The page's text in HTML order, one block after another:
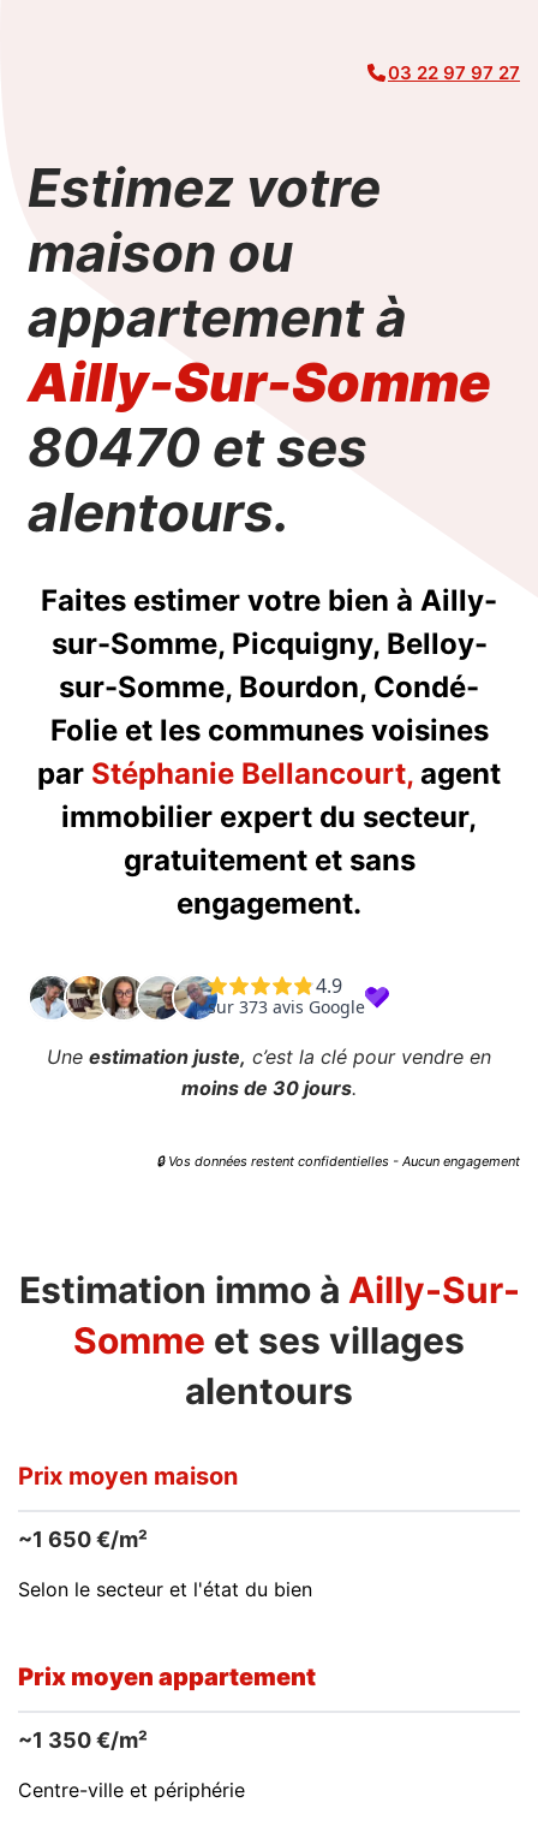
03 22 97 97 27
Estimez votre
maison ou
appartement à
Ailly-Sur-Somme
80470 et ses
alentours.
Faites estimer votre bien à Ailly-
sur-Somme, Picquigny, Belloy-
sur-Somme, Bourdon, Condé-
Folie et les communes voisines
par Stéphanie Bellancourt, agent
immobilier expert du secteur,
gratuitement et sans
engagement.
Une estimation juste, c’est la clé pour vendre en
moins de 30 jours.
🔒 Vos données restent confidentielles - Aucun engagement
Estimation immo à Ailly-Sur-
Somme et ses villages
alentours
Prix moyen maison
~1 650 €/m²
Selon le secteur et l'état du bien
Prix moyen appartement
~1 350 €/m²
Centre-ville et périphérie